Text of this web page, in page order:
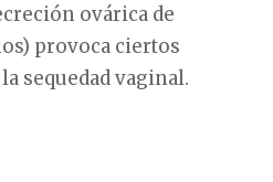
ovárica de
provoca ciertos
sequedad vaginal.